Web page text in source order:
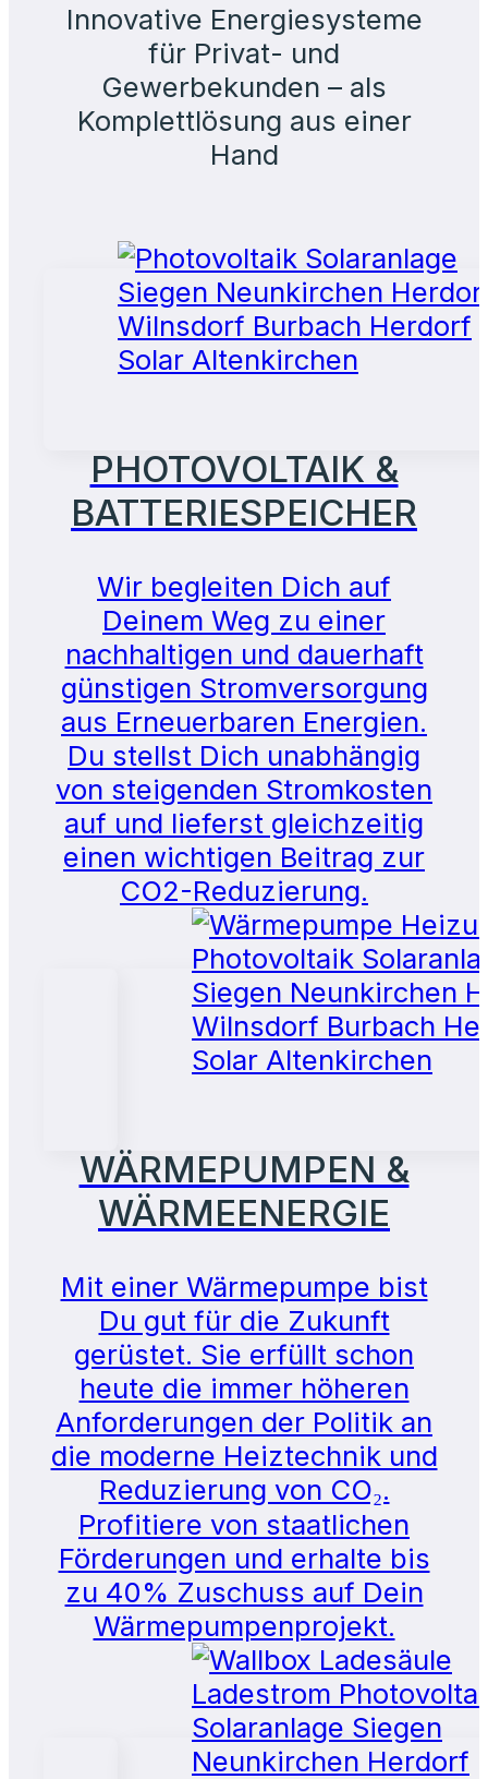
von 150+ zufriedenen
Kunden
Innovative Energiesysteme
für Privat- und
Gewerbekunden – als
Komplettlösung aus einer
Hand
PHOTOVOLTAIK &
BATTERIESPEICHER
Wir begleiten Dich auf
Deinem Weg zu einer
nachhaltigen und dauerhaft
günstigen Stromversorgung
aus Erneuerbaren Energien.
Du stellst Dich unabhängig
von steigenden Stromkosten
auf und lieferst gleichzeitig
einen wichtigen Beitrag zur
CO2-Reduzierung.
WÄRMEPUMPEN &
WÄRMEENERGIE
Mit einer Wärmepumpe bist
Du gut für die Zukunft
gerüstet. Sie erfüllt schon
heute die immer höheren
Anforderungen der Politik an
die moderne Heiztechnik und
Reduzierung von CO₂.
Profitiere von staatlichen
Förderungen und erhalte bis
zu 40% Zuschuss auf Dein
Wärmepumpenprojekt.